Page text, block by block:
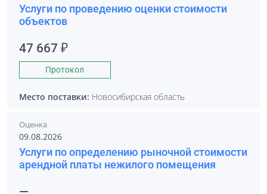
Услуги по проведению оценки стоимости
объектов
47 667 ₽
Протокол
Место поставки: Новосибирская область
Оценка
09.08.2026
Услуги по определению рыночной стоимости
арендной платы нежилого помещения